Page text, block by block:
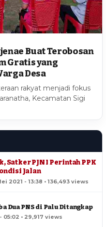
Buat Terobosan
Gratis yang
Desa
rakyat menjadi fokus
Kecamatan Sigi
Satker PJN I Perintah PPK
Jalan
2021 - 13:38 • 136,493 views
Dua PNS di Palu Ditangkap
05:02 • 29,917 views